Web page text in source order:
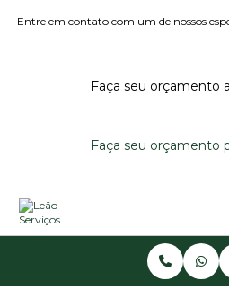
Entre em contato com um de nossos
Faça seu orçamento
Faça seu orçamento